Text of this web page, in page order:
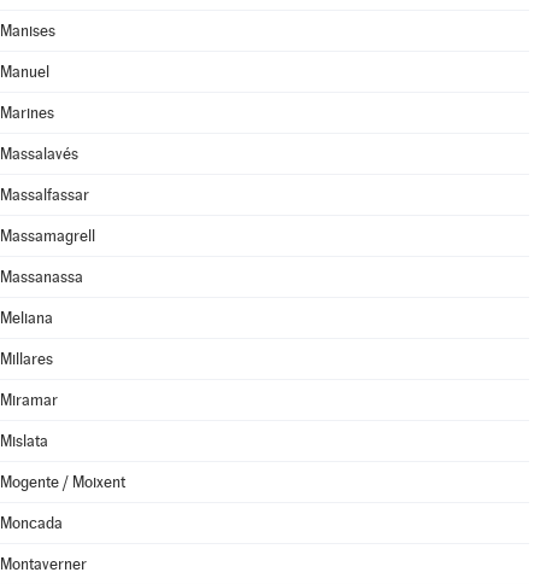
Manises
Manuel
Marines
Massalavés
Massalfassar
Massamagrell
Massanassa
Meliana
Millares
Miramar
Mislata
Mogente / Moixent
Moncada
Montaverner